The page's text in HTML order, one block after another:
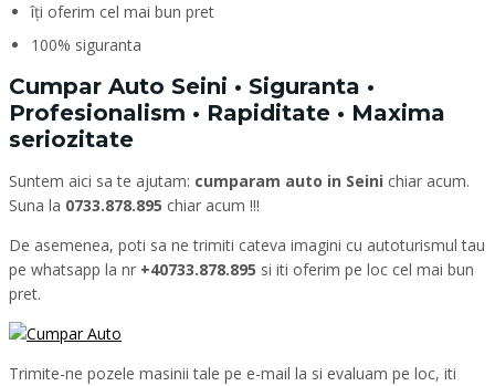
îți oferim cel mai bun pret
100% siguranta
Cumpar Auto Seini • Siguranta •
Profesionalism • Rapiditate • Maxima
seriozitate
Suntem aici sa te ajutam: cumparam auto in Seini chiar acum.
Suna la 0733.878.895 chiar acum !!!
De asemenea, poti sa ne trimiti cateva imagini cu autoturismul tau
pe whatsapp la nr +40733.878.895 si iti oferim pe loc cel mai bun
pret.
Trimite-ne pozele masinii tale pe e-mail la si evaluam pe loc, iti